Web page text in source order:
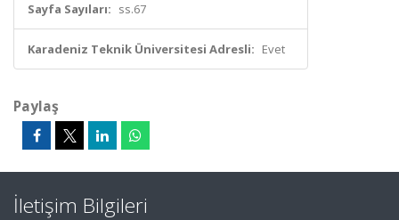
Sayfa Sayıları: ss.67
Karadeniz Teknik Üniversitesi Adresli: Evet
Paylaş
İletişim Bilgileri